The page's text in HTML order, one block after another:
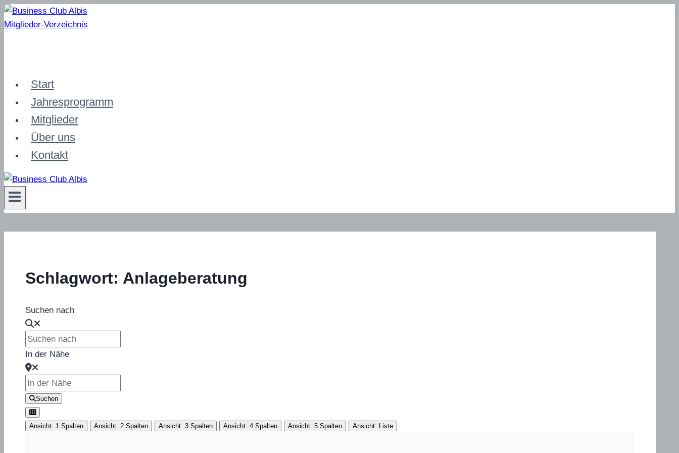
Zum
Inhalt
Mitglieder-Verzeichnis
Start
Jahresprogramm
Mitglieder
Über uns
Kontakt
Schlagwort: Anlageberatung
Suchen nach
In der Nähe
Suchen
Ansicht: 1 Spalten Ansicht: 2 Spalten Ansicht: 3 Spalten Ansicht: 4 Spalten Ansicht: 5 Spalten Ansicht: Liste